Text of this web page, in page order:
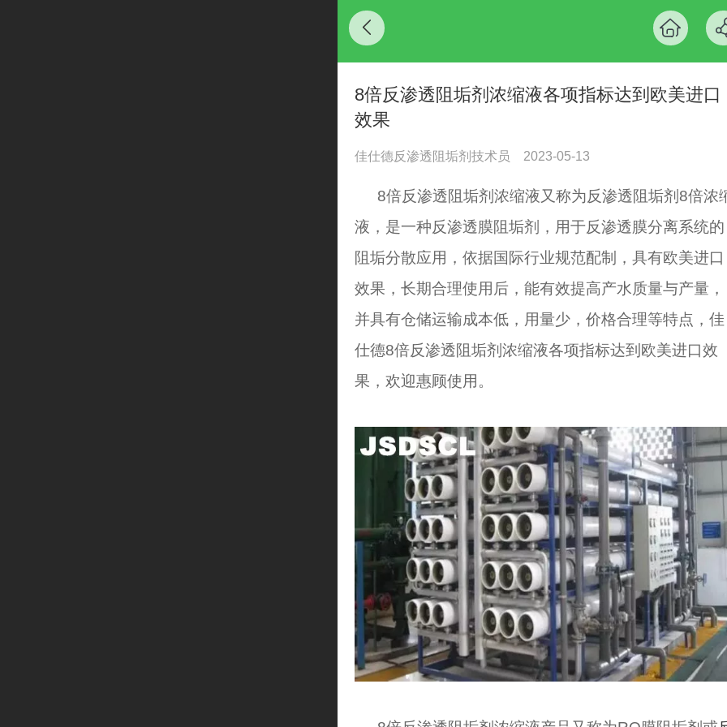
8倍反渗透阻垢剂浓缩液各项指标达到欧美进口
效果
佳仕德反渗透阻垢剂技术员 2023-05-13
8倍反渗透阻垢剂浓缩液又称为反渗透阻垢剂8倍浓
液，是一种反渗透膜阻垢剂，用于反渗透膜分离系统的
阻垢分散应用，依据国际行业规范配制，具有欧美进口
效果，长期合理使用后，能有效提高产水质量与产量，
并具有仓储运输成本低，用量少，价格合理等特点，佳
仕德8倍反渗透阻垢剂浓缩液各项指标达到欧美进口效
果，欢迎惠顾使用。